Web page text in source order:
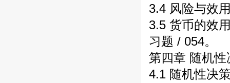
3.4 风险与效
3.5 货币的效
习题 / 054。
第四章 随机
4.1 随机性决